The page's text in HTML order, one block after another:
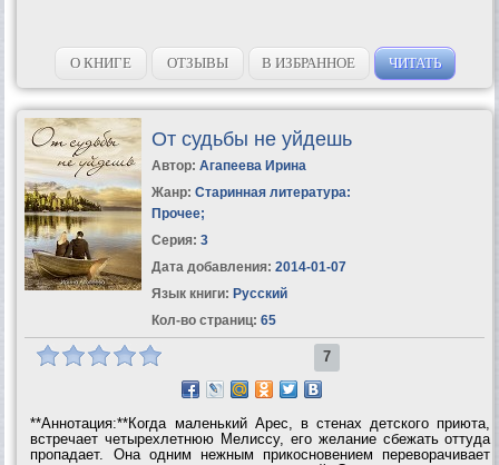
О КНИГЕ ОТЗЫВЫ В ИЗБРАННОЕ ЧИТАТЬ
От судьбы не уйдешь
Автор: Агапеева Ирина
Жанр: Старинная литература:
Прочее;
Серия: 3
Дата добавления: 2014-01-07
Язык книги: Русский
Кол-во страниц: 65
7
**Аннотация:**Когда маленький Арес, в стенах детского приюта,
встречает четырехлетнюю Мелиссу, его желание сбежать оттуда
пропадает. Она одним нежным прикосновением переворачивает